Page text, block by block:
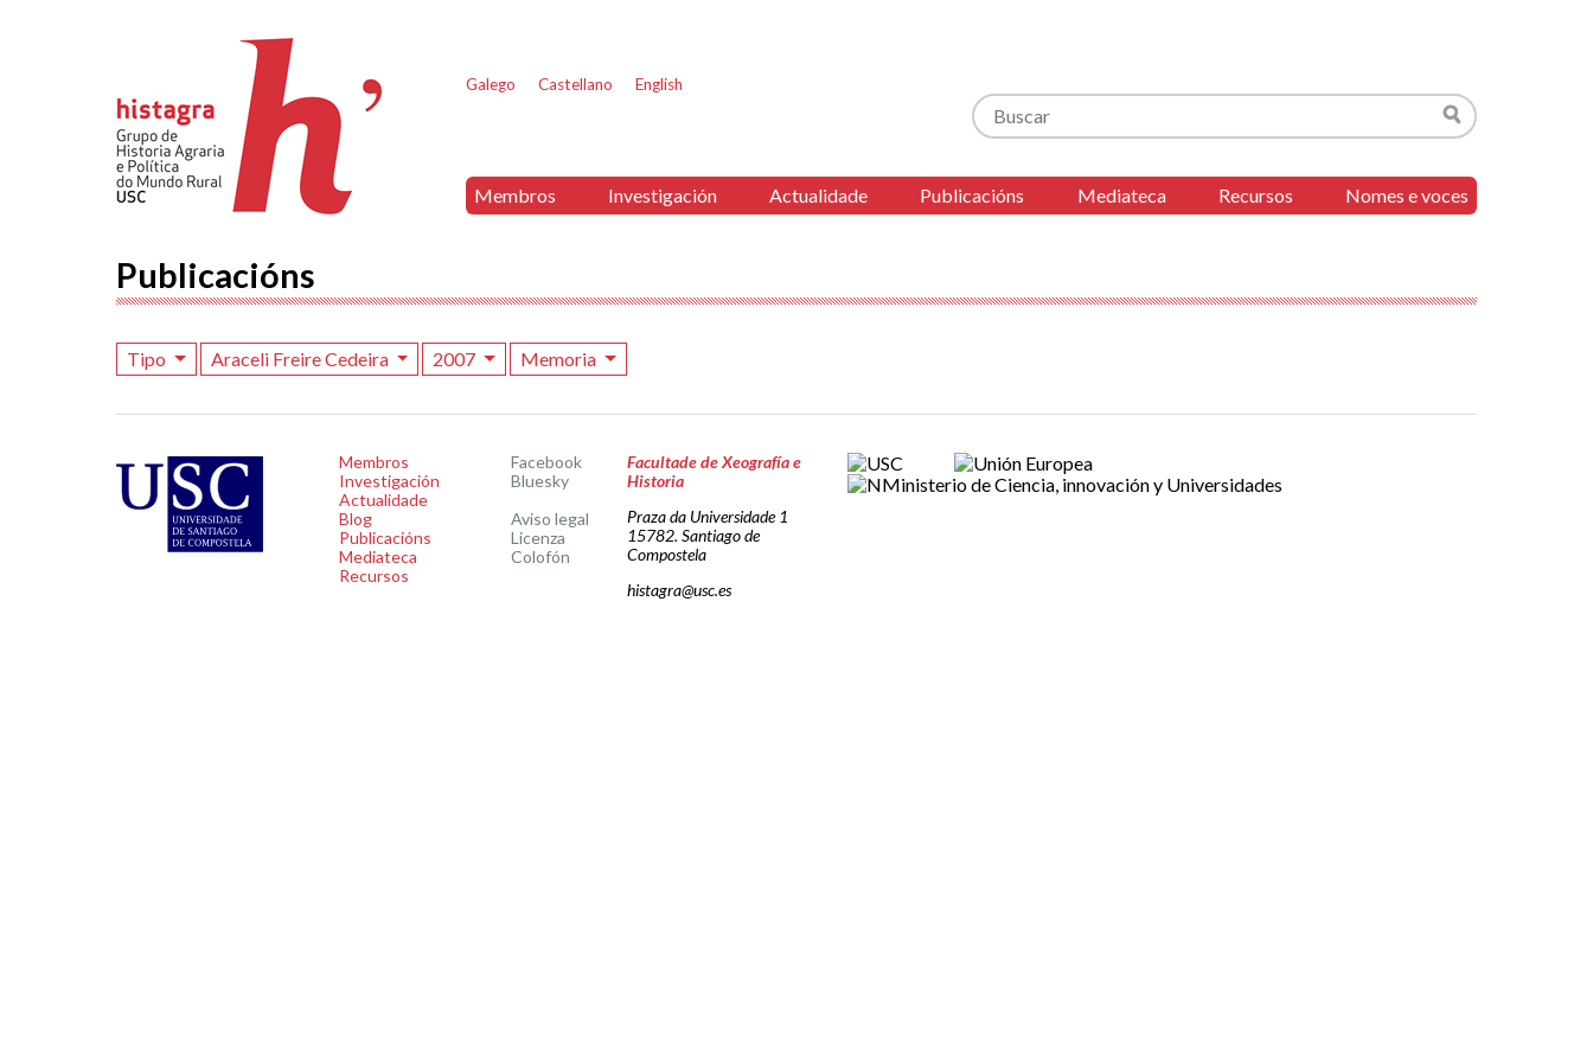
Galego Castellano English
Buscar
Buscar
Membros Investigación Actualidade Publicacións Mediateca Recursos Nomes e voces
Publicacións
Tipo Araceli Freire Cedeira 2007 Memoria
Membros
Investigación
Actualidade
Blog
Publicacións
Mediateca
Recursos
Facebook
Bluesky
Aviso legal
Licenza
Colofón
Facultade de Xeografía e
Historia
Praza da Universidade 1
15782. Santiago de
Compostela
histagra@usc.es